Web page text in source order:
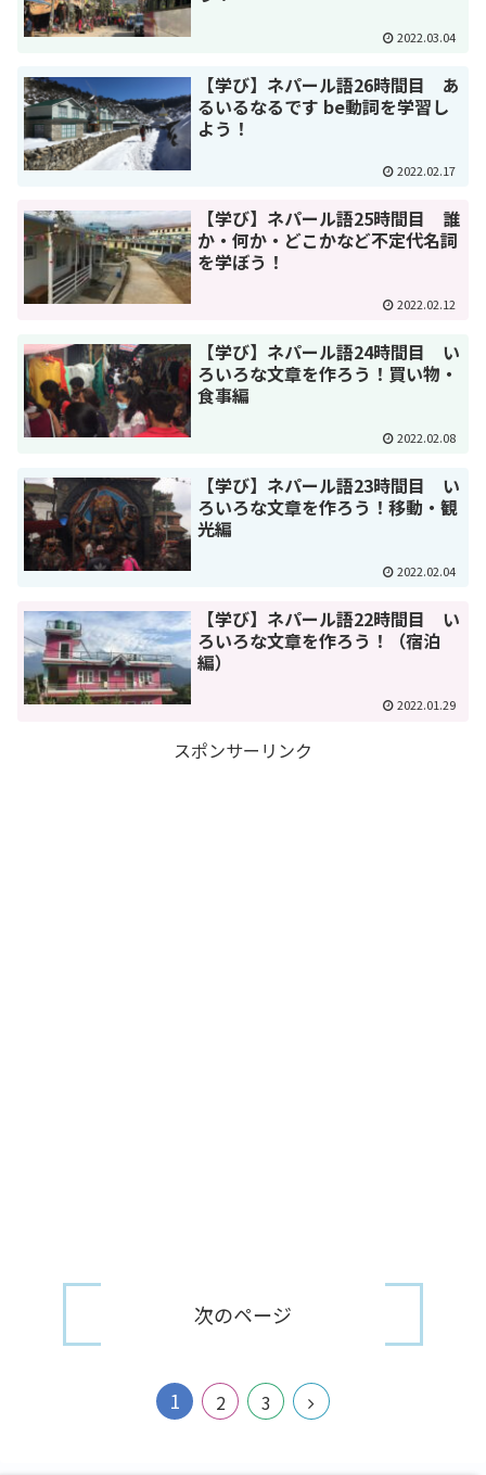
2022.03.04
【学び】ネパール語26時間目 あ
るいるなるです be動詞を学習し
よう！
2022.02.17
【学び】ネパール語25時間目 誰
か・何か・どこかなど不定代名詞
を学ぼう！
2022.02.12
【学び】ネパール語24時間目 い
ろいろな文章を作ろう！買い物・
食事編
2022.02.08
【学び】ネパール語23時間目 い
ろいろな文章を作ろう！移動・観
光編
2022.02.04
【学び】ネパール語22時間目 い
ろいろな文章を作ろう！（宿泊
編）
2022.01.29
スポンサーリンク
次のページ
1 2 3